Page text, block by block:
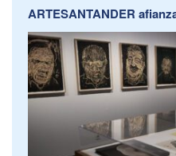
ARTESANTANDER